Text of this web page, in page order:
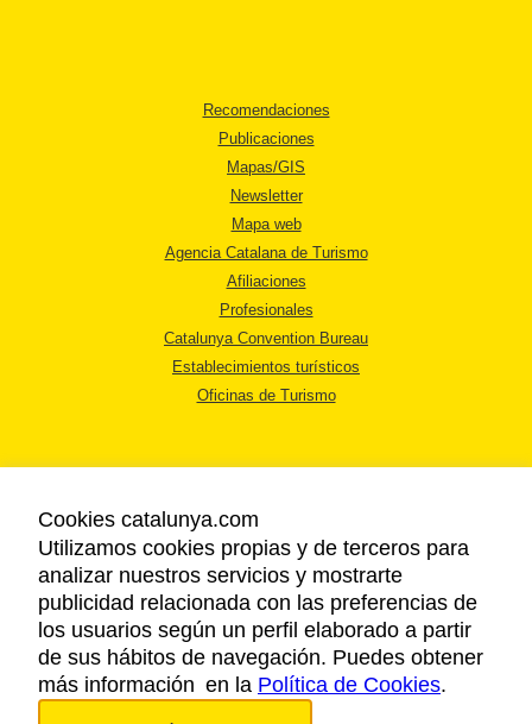
Recomendaciones
Publicaciones
Mapas/GIS
Newsletter
Mapa web
Agencia Catalana de Turismo
Afiliaciones
Profesionales
Catalunya Convention Bureau
Establecimientos turísticos
Oficinas de Turismo
AVISO LEGAL
POLÍTICA DE PRIVACIDAD
COOKIES
ACCESSIBILIDAD
Cookies catalunya.com
Utilizamos cookies propias y de terceros para
analizar nuestros servicios y mostrarte
publicidad relacionada con las preferencias de
los usuarios según un perfil elaborado a partir
de sus hábitos de navegación. Puedes obtener
más información en la Política de Cookies.